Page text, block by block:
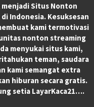
Situs Nonton
Indonesia. Kesuksesan
kami termotivasi
nonton streaming
menyukai situs kami,
teman, saudara
kami semangat extra
hiburan secara gratis.
setia LayarKaca21….